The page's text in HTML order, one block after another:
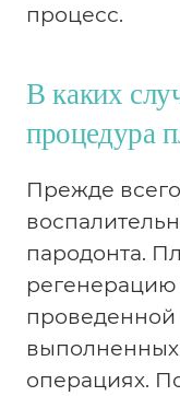
процесс.
В каких
процедура
Прежде
пародонта.
регенерацию
операциях.